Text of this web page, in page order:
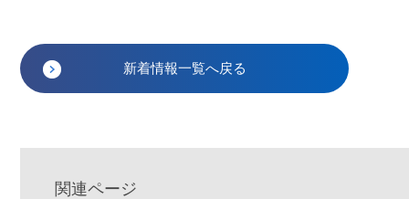
新着情報一覧へ戻る
関連ページ